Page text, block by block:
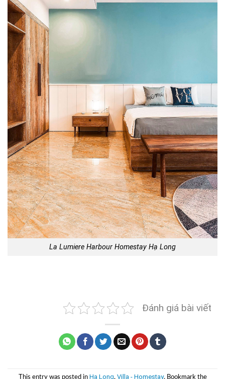
La Lumiere Harbour Homestay Hạ Long
Đánh giá bài viết
This entry was posted in Hạ Long, Villa - Homestay. Bookmark the